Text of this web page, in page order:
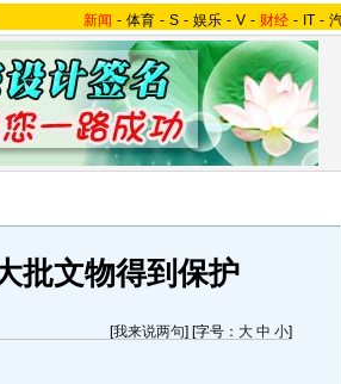
新闻 - 体育 - S - 娱乐 - V - 财经 - IT -
批文物得到保护
[我来说两句] [字号： 大 中 小]